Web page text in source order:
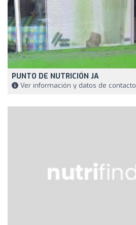
PUNTO DE NUTRICIÓN JA
Ver información y datos de contacto